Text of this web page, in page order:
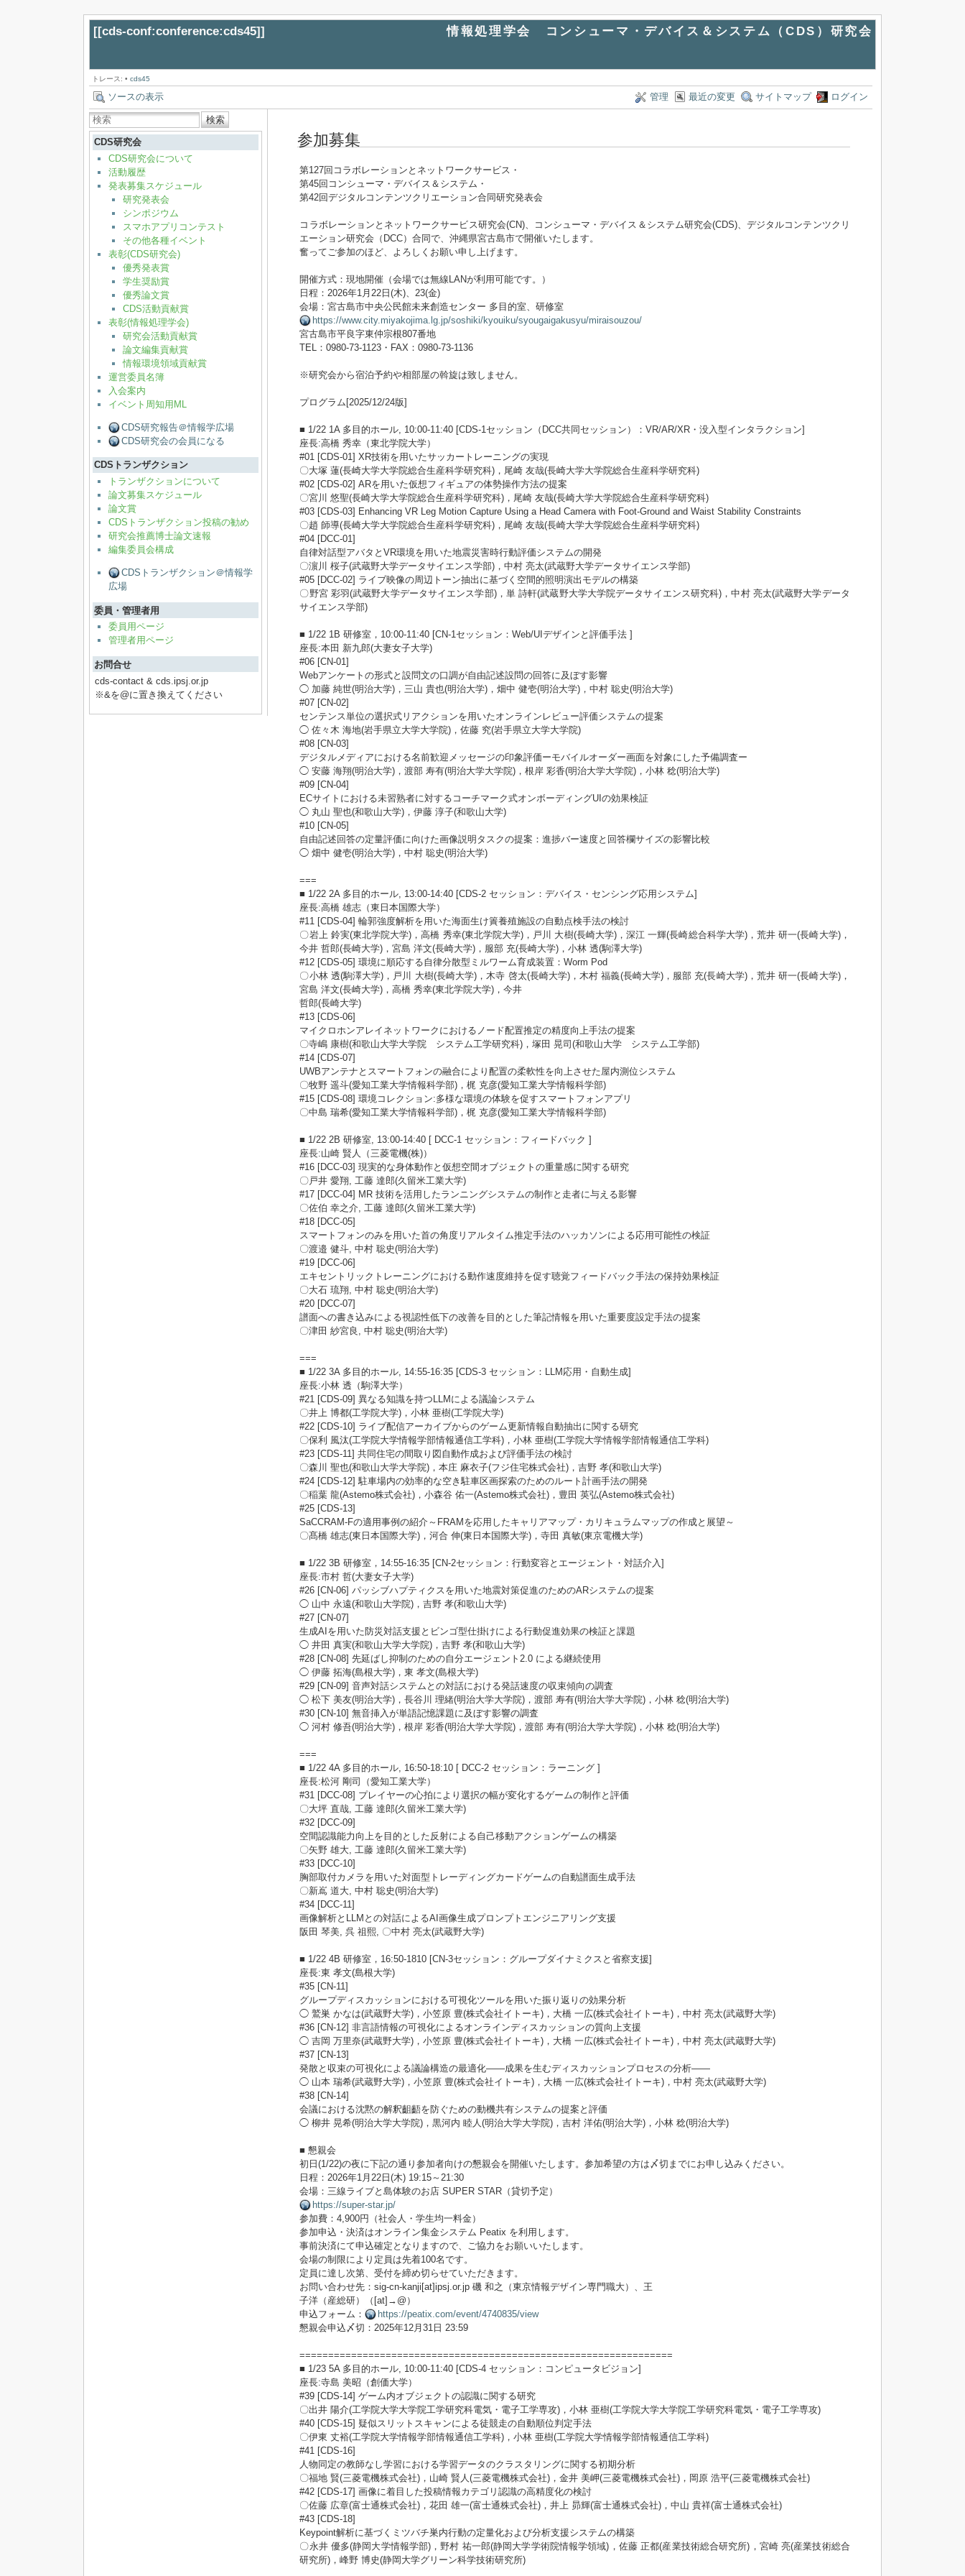
[[cds-conf:conference:cds45]] 情報処理学会 コンシューマ・デバイス＆システム（CDS）研究会
トレース: • cds45
ソースの表示 管理 最近の変更 サイトマップ ログイン
検索
CDS研究会
CDS研究会について
活動履歴
発表募集スケジュール
研究発表会
シンポジウム
スマホアプリコンテスト
その他各種イベント
表彰(CDS研究会)
優秀発表賞
学生奨励賞
優秀論文賞
CDS活動貢献賞
表彰(情報処理学会)
研究会活動貢献賞
論文編集貢献賞
情報環境領域貢献賞
運営委員名簿
入会案内
イベント周知用ML
CDS研究報告＠情報学広場
CDS研究会の会員になる
CDSトランザクション
トランザクションについて
論文募集スケジュール
論文賞
CDSトランザクション投稿の勧め
研究会推薦博士論文速報
編集委員会構成
CDSトランザクション＠情報学
広場
委員・管理者用
委員用ページ
管理者用ページ
お問合せ
cds-contact & cds.ipsj.or.jp
※&を@に置き換えてください
参加募集
第127回コラボレーションとネットワークサービス・
第45回コンシューマ・デバイス＆システム・
第42回デジタルコンテンツクリエーション合同研究発表会
コラボレーションとネットワークサービス研究会(CN)、コンシューマ・デバイス＆システム研究会(CDS)、デジタルコンテンツクリ
エーション研究会（DCC）合同で、沖縄県宮古島市で開催いたします。
奮ってご参加のほど、よろしくお願い申し上げます。
開催方式：現地開催（会場では無線LANが利用可能です。）
日程：2026年1月22日(木)、23(金)
会場：宮古島市中央公民館未来創造センター 多目的室、研修室
https://www.city.miyakojima.lg.jp/soshiki/kyouiku/syougaigakusyu/miraisouzou/
宮古島市平良字東仲宗根807番地
TEL：0980-73-1123・FAX：0980-73-1136
※研究会から宿泊予約や相部屋の斡旋は致しません。
プログラム[2025/12/24版]
■ 1/22 1A 多目的ホール, 10:00-11:40 [CDS-1セッション（DCC共同セッション）：VR/AR/XR・没入型インタラクション]
座長:高橋 秀幸（東北学院大学）
#01 [CDS-01] XR技術を用いたサッカートレーニングの実現
〇大塚 蓮(長崎大学大学院総合生産科学研究科)，尾崎 友哉(長崎大学大学院総合生産科学研究科)
#02 [CDS-02] ARを用いた仮想フィギュアの体勢操作方法の提案
〇宮川 悠聖(長崎大学大学院総合生産科学研究科)，尾崎 友哉(長崎大学大学院総合生産科学研究科)
#03 [CDS-03] Enhancing VR Leg Motion Capture Using a Head Camera with Foot-Ground and Waist Stability Constraints
〇趙 師導(長崎大学大学院総合生産科学研究科)，尾崎 友哉(長崎大学大学院総合生産科学研究科)
#04 [DCC-01]
自律対話型アバタとVR環境を用いた地震災害時行動評価システムの開発
〇濵川 桜子(武蔵野大学データサイエンス学部)，中村 亮太(武蔵野大学データサイエンス学部)
#05 [DCC-02] ライブ映像の周辺トーン抽出に基づく空間的照明演出モデルの構築
〇野宮 彩羽(武蔵野大学データサイエンス学部)，単 詩軒(武蔵野大学大学院データサイエンス研究科)，中村 亮太(武蔵野大学データ
サイエンス学部)
■ 1/22 1B 研修室，10:00-11:40 [CN-1セッション：Web/UIデザインと評価手法 ]
座長:本田 新九郎(大妻女子大学)
#06 [CN-01]
Webアンケートの形式と設問文の口調が自由記述設問の回答に及ぼす影響
◯ 加藤 純世(明治大学)，三山 貴也(明治大学)，畑中 健壱(明治大学)，中村 聡史(明治大学)
#07 [CN-02]
センテンス単位の選択式リアクションを用いたオンラインレビュー評価システムの提案
◯ 佐々木 海地(岩手県立大学大学院)，佐藤 究(岩手県立大学大学院)
#08 [CN-03]
デジタルメディアにおける名前歓迎メッセージの印象評価ーモバイルオーダー画面を対象にした予備調査ー
◯ 安藤 海翔(明治大学)，渡部 寿有(明治大学大学院)，根岸 彩香(明治大学大学院)，小林 稔(明治大学)
#09 [CN-04]
ECサイトにおける未習熟者に対するコーチマーク式オンボーディングUIの効果検証
◯ 丸山 聖也(和歌山大学)，伊藤 淳子(和歌山大学)
#10 [CN-05]
自由記述回答の定量評価に向けた画像説明タスクの提案：進捗バー速度と回答欄サイズの影響比較
◯ 畑中 健壱(明治大学)，中村 聡史(明治大学)
===
■ 1/22 2A 多目的ホール, 13:00-14:40 [CDS-2 セッション：デバイス・センシング応用システム]
座長:高橋 雄志（東日本国際大学）
#11 [CDS-04] 輪郭強度解析を用いた海面生け簀養殖施設の自動点検手法の検討
〇岩上 鈴実(東北学院大学)，高橋 秀幸(東北学院大学)，戸川 大樹(長崎大学)，深江 一輝(長崎総合科学大学)，荒井 研一(長崎大学)，
今井 哲郎(長崎大学)，宮島 洋文(長崎大学)，服部 充(長崎大学)，小林 透(駒澤大学)
#12 [CDS-05] 環境に順応する自律分散型ミルワーム育成装置：Worm Pod
〇小林 透(駒澤大学)，戸川 大樹(長崎大学)，木寺 啓太(長崎大学)，木村 福義(長崎大学)，服部 充(長崎大学)，荒井 研一(長崎大学)，
宮島 洋文(長崎大学)，高橋 秀幸(東北学院大学)，今井
哲郎(長崎大学)
#13 [CDS-06]
マイクロホンアレイネットワークにおけるノード配置推定の精度向上手法の提案
〇寺嶋 康樹(和歌山大学大学院 システム工学研究科)，塚田 晃司(和歌山大学 システム工学部)
#14 [CDS-07]
UWBアンテナとスマートフォンの融合により配置の柔軟性を向上させた屋内測位システム
〇牧野 遥斗(愛知工業大学情報科学部)，梶 克彦(愛知工業大学情報科学部)
#15 [CDS-08] 環境コレクション:多様な環境の体験を促すスマートフォンアプリ
〇中島 瑞希(愛知工業大学情報科学部)，梶 克彦(愛知工業大学情報科学部)
■ 1/22 2B 研修室, 13:00-14:40 [ DCC-1 セッション：フィードバック ]
座長:山崎 賢人（三菱電機(株)）
#16 [DCC-03] 現実的な身体動作と仮想空間オブジェクトの重量感に関する研究
〇戸井 愛翔, 工藤 達郎(久留米工業大学)
#17 [DCC-04] MR 技術を活用したランニングシステムの制作と走者に与える影響
〇佐伯 幸之介, 工藤 達郎(久留米工業大学)
#18 [DCC-05]
スマートフォンのみを用いた首の角度リアルタイム推定手法のハッカソンによる応用可能性の検証
〇渡邉 健斗, 中村 聡史(明治大学)
#19 [DCC-06]
エキセントリックトレーニングにおける動作速度維持を促す聴覚フィードバック手法の保持効果検証
〇大石 琉翔, 中村 聡史(明治大学)
#20 [DCC-07]
譜面への書き込みによる視認性低下の改善を目的とした筆記情報を用いた重要度設定手法の提案
〇津田 紗宮良, 中村 聡史(明治大学)
===
■ 1/22 3A 多目的ホール, 14:55-16:35 [CDS-3 セッション：LLM応用・自動生成]
座長:小林 透（駒澤大学）
#21 [CDS-09] 異なる知識を持つLLMによる議論システム
〇井上 博都(工学院大学)，小林 亜樹(工学院大学)
#22 [CDS-10] ライブ配信アーカイブからのゲーム更新情報自動抽出に関する研究
〇保利 風汰(工学院大学情報学部情報通信工学科)，小林 亜樹(工学院大学情報学部情報通信工学科)
#23 [CDS-11] 共同住宅の間取り図自動作成および評価手法の検討
〇森川 聖也(和歌山大学大学院)，本庄 麻衣子(フジ住宅株式会社)，吉野 孝(和歌山大学)
#24 [CDS-12] 駐車場内の効率的な空き駐車区画探索のためのルート計画手法の開発
〇稲葉 龍(Astemo株式会社)，小森谷 佑一(Astemo株式会社)，豊田 英弘(Astemo株式会社)
#25 [CDS-13]
SaCCRAM-Fの適用事例の紹介～FRAMを応用したキャリアマップ・カリキュラムマップの作成と展望～
〇髙橋 雄志(東日本国際大学)，河合 伸(東日本国際大学)，寺田 真敏(東京電機大学)
■ 1/22 3B 研修室，14:55-16:35 [CN-2セッション：行動変容とエージェント・対話介入]
座長:市村 哲(大妻女子大学)
#26 [CN-06] パッシブハプティクスを用いた地震対策促進のためのARシステムの提案
◯ 山中 永遠(和歌山大学院)，吉野 孝(和歌山大学)
#27 [CN-07]
生成AIを用いた防災対話支援とビンゴ型仕掛けによる行動促進効果の検証と課題
◯ 井田 真実(和歌山大学大学院)，吉野 孝(和歌山大学)
#28 [CN-08] 先延ばし抑制のための自分エージェント2.0 による継続使用
◯ 伊藤 拓海(島根大学)，東 孝文(島根大学)
#29 [CN-09] 音声対話システムとの対話における発話速度の収束傾向の調査
◯ 松下 美友(明治大学)，長谷川 理緒(明治大学大学院)，渡部 寿有(明治大学大学院)，小林 稔(明治大学)
#30 [CN-10] 無音挿入が単語記憶課題に及ぼす影響の調査
◯ 河村 修吾(明治大学)，根岸 彩香(明治大学大学院)，渡部 寿有(明治大学大学院)，小林 稔(明治大学)
===
■ 1/22 4A 多目的ホール, 16:50-18:10 [ DCC-2 セッション：ラーニング ]
座長:松河 剛司（愛知工業大学）
#31 [DCC-08] プレイヤーの心拍により選択の幅が変化するゲームの制作と評価
〇大坪 直哉, 工藤 達郎(久留米工業大学)
#32 [DCC-09]
空間認識能力向上を目的とした反射による自己移動アクションゲームの構築
〇矢野 雄大, 工藤 達郎(久留米工業大学)
#33 [DCC-10]
胸部取付カメラを用いた対面型トレーディングカードゲームの自動譜面生成手法
〇新嶌 道大, 中村 聡史(明治大学)
#34 [DCC-11]
画像解析とLLMとの対話によるAI画像生成プロンプトエンジニアリング支援
阪田 琴美, 呉 祖熙, 〇中村 亮太(武蔵野大学)
■ 1/22 4B 研修室，16:50-1810 [CN-3セッション：グループダイナミクスと省察支援]
座長:東 孝文(島根大学)
#35 [CN-11]
グループディスカッションにおける可視化ツールを用いた振り返りの効果分析
◯ 鷲巣 かなは(武蔵野大学)，小笠原 豊(株式会社イトーキ)，大橋 一広(株式会社イトーキ)，中村 亮太(武蔵野大学)
#36 [CN-12] 非言語情報の可視化によるオンラインディスカッションの質向上支援
◯ 吉岡 万里奈(武蔵野大学)，小笠原 豊(株式会社イトーキ)，大橋 一広(株式会社イトーキ)，中村 亮太(武蔵野大学)
#37 [CN-13]
発散と収束の可視化による議論構造の最適化――成果を生むディスカッションプロセスの分析――
◯ 山本 瑞希(武蔵野大学)，小笠原 豊(株式会社イトーキ)，大橋 一広(株式会社イトーキ)，中村 亮太(武蔵野大学)
#38 [CN-14]
会議における沈黙の解釈齟齬を防ぐための動機共有システムの提案と評価
◯ 柳井 晃希(明治大学大学院)，黒河内 睦人(明治大学大学院)，吉村 洋佑(明治大学)，小林 稔(明治大学)
■ 懇親会
初日(1/22)の夜に下記の通り参加者向けの懇親会を開催いたします。参加希望の方は〆切までにお申し込みください。
日程：2026年1月22日(木) 19:15～21:30
会場：三線ライブと島体験のお店 SUPER STAR（貸切予定）
https://super-star.jp/
参加費：4,900円（社会人・学生均一料金）
参加申込・決済はオンライン集金システム Peatix を利用します。
事前決済にて申込確定となりますので、ご協力をお願いいたします。
会場の制限により定員は先着100名です。
定員に達し次第、受付を締め切らせていただきます。
お問い合わせ先：sig-cn-kanji[at]ipsj.or.jp 磯 和之（東京情報デザイン専門職大）、王
子洋（産総研）（[at]→@）
申込フォーム：
https://peatix.com/event/4740835/view
懇親会申込〆切：2025年12月31日 23:59
=================================================================
■ 1/23 5A 多目的ホール, 10:00-11:40 [CDS-4 セッション：コンピュータビジョン]
座長:寺島 美昭（創価大学）
#39 [CDS-14] ゲーム内オブジェクトの認識に関する研究
〇出井 陽介(工学院大学大学院工学研究科電気・電子工学専攻)，小林 亜樹(工学院大学大学院工学研究科電気・電子工学専攻)
#40 [CDS-15] 疑似スリットスキャンによる徒競走の自動順位判定手法
〇伊東 丈裕(工学院大学情報学部情報通信工学科)，小林 亜樹(工学院大学情報学部情報通信工学科)
#41 [CDS-16]
人物同定の教師なし学習における学習データのクラスタリングに関する初期分析
〇福地 賢(三菱電機株式会社)，山崎 賢人(三菱電機株式会社)，金井 美岬(三菱電機株式会社)，岡原 浩平(三菱電機株式会社)
#42 [CDS-17] 画像に着目した投稿情報カテゴリ認識の高精度化の検討
〇佐藤 広章(富士通株式会社)，花田 雄一(富士通株式会社)，井上 昴輝(富士通株式会社)，中山 貴祥(富士通株式会社)
#43 [CDS-18]
Keypoint解析に基づくミツバチ巣内行動の定量化および分析支援システムの構築
〇永井 優多(静岡大学情報学部)，野村 祐一郎(静岡大学学術院情報学領域)，佐藤 正都(産業技術総合研究所)，宮崎 亮(産業技術総合
研究所)，峰野 博史(静岡大学グリーン科学技術研究所)